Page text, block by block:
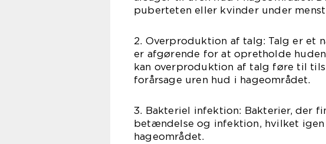
puberteten eller kvinder under
2. Overproduktion af talg: Talg er et
er afgørende for at opretholde
kan overproduktion af talg føre til
forårsage uren hud i hageområdet.
3. Bakteriel infektion: Bakterier, der
betændelse og infektion, hvilket igen
hageområdet.